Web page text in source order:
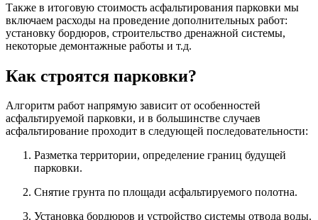
Также в итоговую стоимость асфальтирования парковки мы
включаем расходы на проведение дополнительных работ:
установку бордюров, строительство дренажной системы,
некоторые демонтажные работы и т.д.
Как строятся парковки?
Алгоритм работ напрямую зависит от особенностей
асфальтируемой парковки, и в большинстве случаев
асфальтирование проходит в следующей последовательности:
Разметка территории, определение границ будущей
парковки.
Снятие грунта по площади асфальтируемого полотна.
Установка бордюров и устройство системы отвода воды.